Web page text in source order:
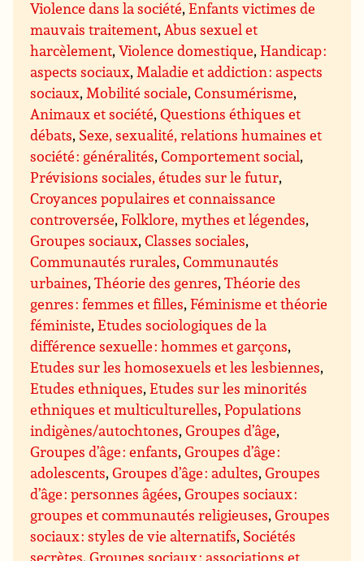
Violence dans la société,Enfants victimes de
mauvais traitement,Abus sexuel et
harcèlement,Violence domestique,Handicap :
aspects sociaux,Maladie et addiction : aspects
sociaux,Mobilité sociale,Consumérisme,
Animaux et société,Questions éthiques et
débats, Sexe, sexualité, relations humaines et
société : généralités,Comportement social,
Prévisions sociales, études sur le futur,
Croyances populaires et connaissance
controversée,Folklore, mythes et légendes,
Groupes sociaux,Classes sociales,
Communautés rurales,Communautés
urbaines,Théorie des genres,Théorie des
genres : femmes et filles,Féminisme et théorie
féministe,Etudes sociologiques de la
différence sexuelle : hommes et garçons,
Etudes sur les homosexuels et les lesbiennes,
Etudes ethniques,Etudes sur les minorités
ethniques et multiculturelles,Populations
indigènes/autochtones,Groupes d’âge,
Groupes d’âge : enfants,Groupes d’âge :
adolescents,Groupes d’âge : adultes,Groupes
d’âge : personnes âgées,Groupes sociaux :
groupes et communautés religieuses,Groupes
sociaux : styles de vie alternatifs, Sociétés
secrètes,Groupes sociaux : associations et